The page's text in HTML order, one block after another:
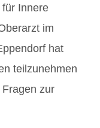
Innere
im
hat
teilzunehmen
zur